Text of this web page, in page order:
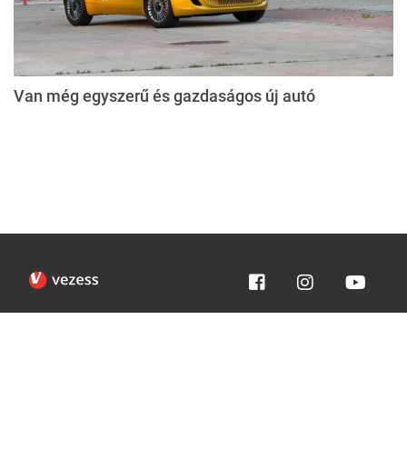
Van még egyszerű és gazdaságos új autó